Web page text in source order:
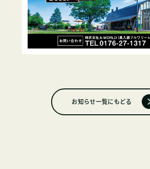
お知らせ一覧にもどる